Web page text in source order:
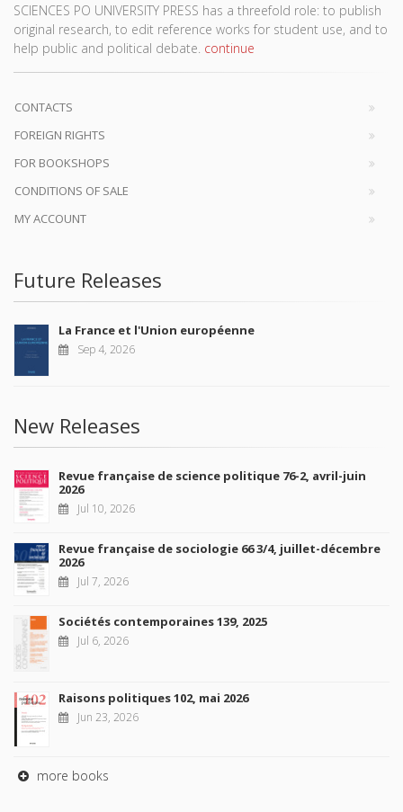
SCIENCES PO UNIVERSITY PRESS has a threefold role: to publish
original research, to edit reference works for student use, and to
help public and political debate. continue
CONTACTS
FOREIGN RIGHTS
FOR BOOKSHOPS
CONDITIONS OF SALE
MY ACCOUNT
Future Releases
La France et l'Union européenne
Sep 4, 2026
New Releases
Revue française de science politique 76-2, avril-juin
2026
Jul 10, 2026
Revue française de sociologie 66 3/4, juillet-décembre
2026
Jul 7, 2026
Sociétés contemporaines 139, 2025
Jul 6, 2026
Raisons politiques 102, mai 2026
Jun 23, 2026
more books